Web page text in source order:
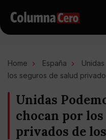
Home España
los seguros de salud
Unidas
chocan por
privados de